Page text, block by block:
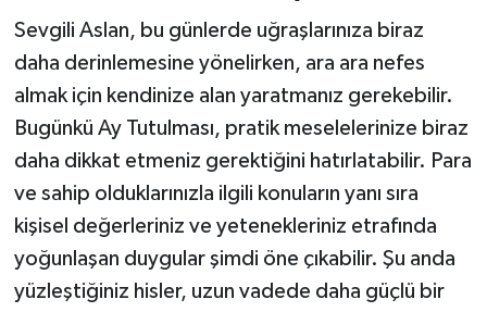
Sevgili Aslan, bu günlerde uğraşlarınıza biraz
daha derinlemesine yönelirken, ara ara nefes
almak için kendinize alan yaratmanız gerekebilir.
Bugünkü Ay Tutulması, pratik meselelerinize biraz
daha dikkat etmeniz gerektiğini hatırlatabilir. Para
ve sahip olduklarınızla ilgili konuların yanı sıra
kişisel değerleriniz ve yetenekleriniz etrafında
yoğunlaşan duygular şimdi öne çıkabilir. Şu anda
yüzleştiğiniz hisler, uzun vadede daha güçlü bir